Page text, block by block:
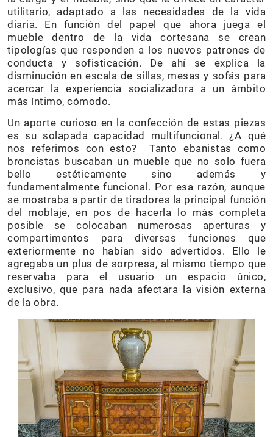
utilitario, adaptado a las necesidades de la vida
diaria. En función del papel que ahora juega el
mueble dentro de la vida cortesana se crean
tipologías que responden a los nuevos patrones de
conducta y sofisticación. De ahí se explica la
disminución en escala de sillas, mesas y sofás para
acercar la experiencia socializadora a un ámbito
más íntimo, cómodo.
Un aporte curioso en la confección de estas piezas
es su solapada capacidad multifuncional. ¿A qué
nos referimos con esto? Tanto ebanistas como
broncistas buscaban un mueble que no solo fuera
bello estéticamente sino además y
fundamentalmente funcional. Por esa razón, aunque
se mostraba a partir de tiradores la principal función
del moblaje, en pos de hacerla lo más completa
posible se colocaban numerosas aperturas y
compartimentos para diversas funciones que
exteriormente no habían sido advertidos. Ello le
agregaba un plus de sorpresa, al mismo tiempo que
reservaba para el usuario un espacio único,
exclusivo, que para nada afectara la visión externa
de la obra.